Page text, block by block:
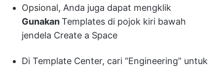
Opsional, Anda juga dapat mengklik
GunakanTemplates di pojok kiri bawah
jendela Create a Space
Di Template Center, cari “Engineering” untuk